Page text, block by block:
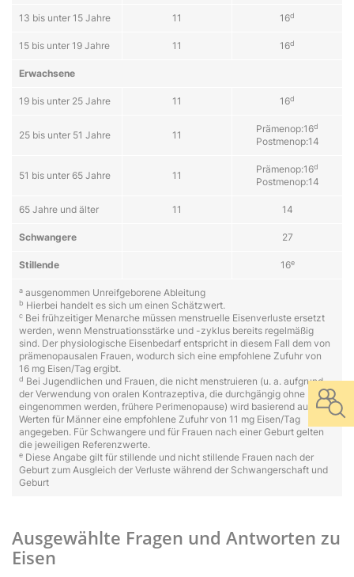
13 bis un­ter 15 Jah­re 11 16d
15 bis un­ter 19 Jah­re 11 16d
Er­wachs­en­e
19 bis un­ter 25 Jah­re 11 16d
25 bis un­ter 51 Jah­re 11
Prämenop:16d
Postmenop:14
51 bis un­ter 65 Jah­re 11
Prämenop:16d
Postmenop:14
65 Jah­re und äl­ter 11 14
Schwang­er­e 27
Still­en­de 16e
a ausgenommen Unreifgeborene Ableitung
b Hierbei handelt es sich um einen Schätzwert.
c Bei frühzeitiger Menarche müssen menstruelle Eisenverluste ersetzt
werden, wenn Menstruationsstärke und -zyklus bereits regelmäßig
sind. Der physiologische Eisenbedarf entspricht in diesem Fall dem von
prämenopausalen Frauen, wodurch sich eine empfohlene Zufuhr von
16 mg Eisen/Tag ergibt.
d Bei Jugendlichen und Frauen, die nicht menstruieren (u. a. aufgrund
der Verwendung von oralen Kontrazeptiva, die durchgängig ohne Pause
eingenommen werden, frühere Perimenopause) wird basierend auf den
Werten für Männer eine empfohlene Zufuhr von 11 mg Eisen/Tag
angegeben. Für Schwangere und für Frauen nach einer Geburt gelten
die jeweiligen Referenzwerte.
e Diese Angabe gilt für stillende und nicht stillende Frauen nach der
Geburt zum Ausgleich der Verluste während der Schwangerschaft und
Geburt
Ausgewählte Fragen und Antworten zu
Eisen